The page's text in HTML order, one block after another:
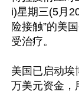
i)星期三(5月
险接触”的美
受治疗。
美国已启动埃
万美元资金，